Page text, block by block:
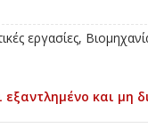
εργασίες,
εξαντλημένο και μη